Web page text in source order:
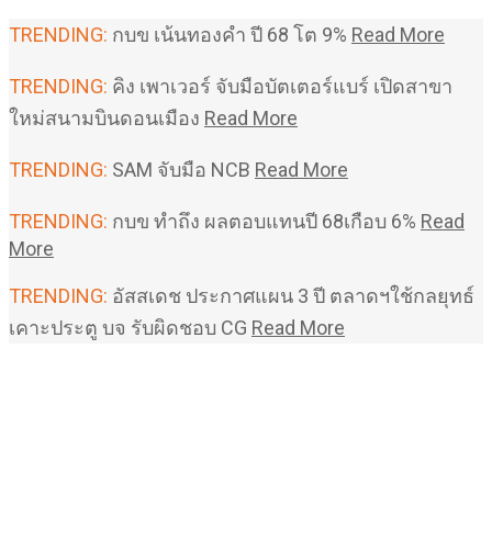
TRENDING: กบข เน้นทองคำ ปี 68 โต 9% Read More
TRENDING: คิง เพาเวอร์ จับมือบัตเตอร์แบร์ เปิดสาขา
ใหม่สนามบินดอนเมือง Read More
TRENDING: SAM จับมือ NCB Read More
TRENDING: กบข ทำถึง ผลตอบแทนปี 68เกือบ 6% Read
More
TRENDING: อัสสเดช ประกาศแผน 3 ปี ตลาดฯใช้กลยุทธ์
เคาะประตู บจ รับผิดชอบ CG Read More